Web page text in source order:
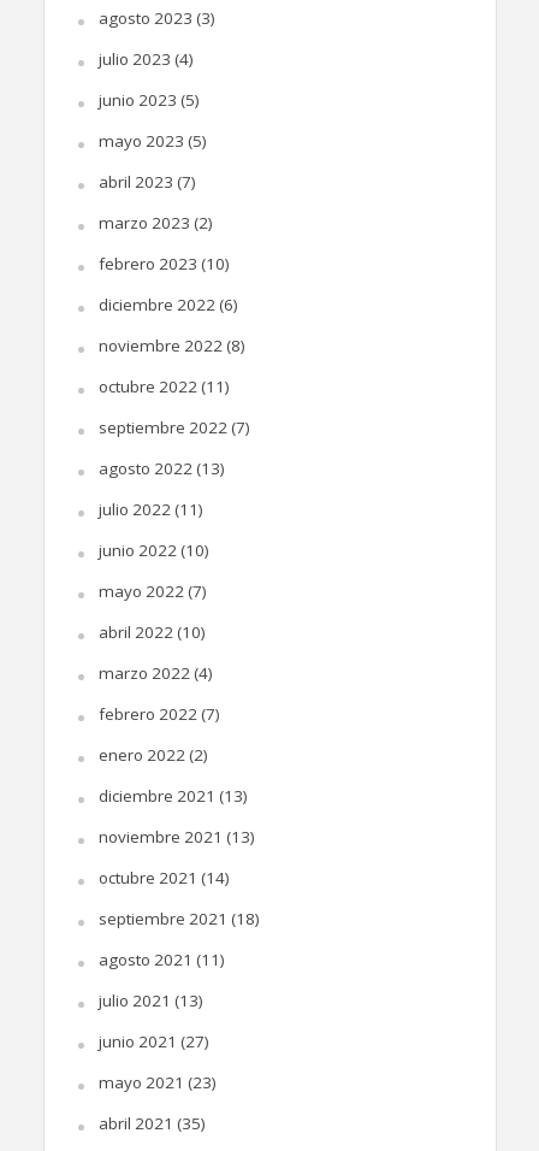
agosto 2023 (3)
julio 2023 (4)
junio 2023 (5)
mayo 2023 (5)
abril 2023 (7)
marzo 2023 (2)
febrero 2023 (10)
diciembre 2022(6)
noviembre 2022(8)
octubre 2022(11)
septiembre 2022(7)
agosto 2022(13)
julio 2022(11)
junio 2022(10)
mayo 2022(7)
abril 2022(10)
marzo 2022(4)
febrero 2022(7)
enero 2022(2)
diciembre 2021 (13)
noviembre 2021 (13)
octubre 2021 (14)
septiembre 2021 (18)
agosto 2021 (11)
julio 2021 (13)
junio 2021 (27)
mayo 2021 (23)
abril 2021 (35)